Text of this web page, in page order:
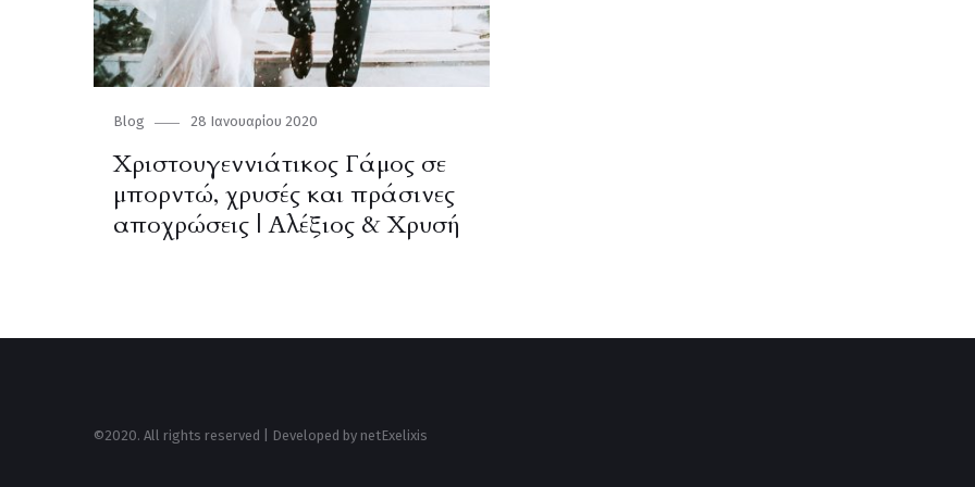
Category
Blog
Posted
28 Ιανουαρίου 2020
Χριστουγεννιάτικος Γάμος σε
μπορντώ, χρυσές και πράσινες
αποχρώσεις | Αλέξιος & Χρυσή
©2020. All rights reserved | Developed by netExelixis